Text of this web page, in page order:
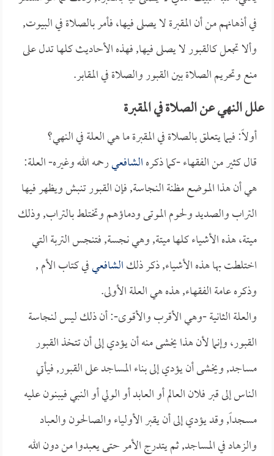
في أذهانهم من أن المقبرة لا يصلى فيها، فأمر بالصلاة في البيوت,
وألا تجعل كالقبور لا يصلى فيها, فهذه الأحاديث كلها تدل على
منع وتحريم الصلاة بين القبور والصلاة في المقابر.
علل النهي عن الصلاة في المقبرة
أولاً: فيما يتعلق بالصلاة في المقبرة ما هي العلة في النهي؟
قال كثير من الفقهاء -كما ذكرهالشافعيرحمه الله وغيره- العلة:
هي أن هذا الموضع مظنة النجاسة, فإن القبور تنبش ويظهر فيها
التراب والصديد ولحوم الموتى ودماؤهم وتختلط بالتراب, وذلك
ميتة، هذه الأشياء كلها ميتة, وهي نجسة, فتنجس التربة التي
اختلطت بها هذه الأشياء, ذكر ذلكالشافعيفي كتاب الأم ,
وذكره عامة الفقهاء, هذه هي العلة الأولى.
والعلة الثانية -وهي الأقرب والأقوى-: أن ذلك ليس لنجاسة
القبور، وإنما لأن هذا يخشى منه أن يؤدي إلى أن تتخذ القبور
مساجد, ويخشى أن يؤدي إلى بناء المساجد على القبور, فيأتي
الناس إلى قبر فلان العالم أو العابد أو الولي أو النبي فيبنون عليه
مسجداً, وقد يؤدي إلى أن يقبر الأولياء والصالحون والعباد
والزهاد في المساجد, ثم يتدرج الأمر حتى يعبدوا من دون الله